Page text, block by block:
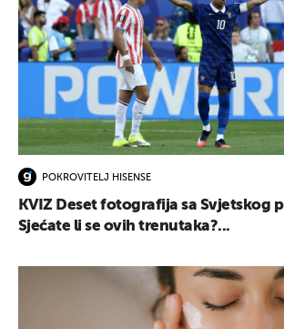
POKROVITELJ HISENSE
KVIZ Deset fotografija sa Svjetskog
Sjećate li se ovih trenutaka?...